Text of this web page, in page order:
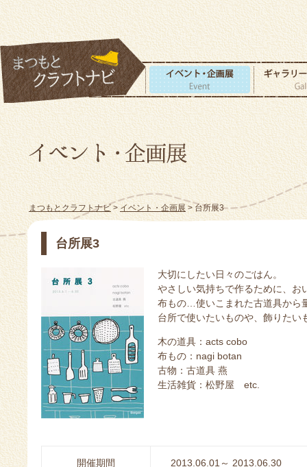
まつもとクラフトナビ>イベント・企画展> 台所展3
台所展3
大切にしたい日々のごはん。
やさしい気持ちで作るために、お
布もの…使いこまれた古道具から
台所で使いたいものや、飾りたい
木の道具：acts cobo
布もの：nagi botan
古物：古道具 燕
生活雑貨：松野屋 etc.
開催期間 2013.06.01～ 2013.06.30